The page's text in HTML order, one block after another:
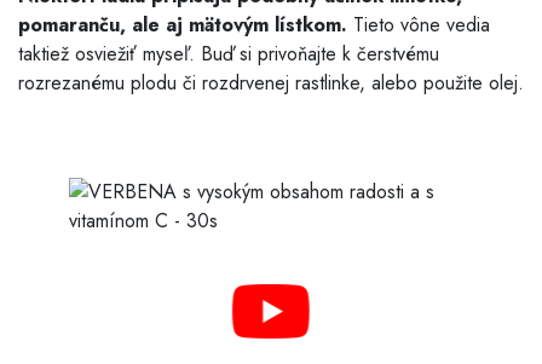
pomaranču, ale aj mätovým lístkom. Tieto vône vedia
taktiež osviežiť myseľ. Buď si privoňajte k čerstvému
rozrezanému plodu či rozdrvenej rastlinke, alebo použite olej.